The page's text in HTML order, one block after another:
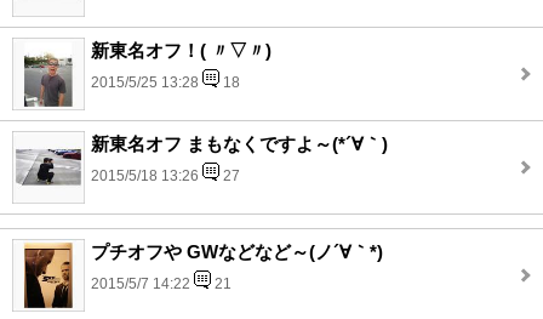
新東名オフ！( 〃▽〃)
2015/5/25 13:28 18
新東名オフ まもなくですよ～(*´∀｀)
2015/5/18 13:26 27
プチオフや GWなどなど～(ノ´∀｀*)
2015/5/7 14:22 21